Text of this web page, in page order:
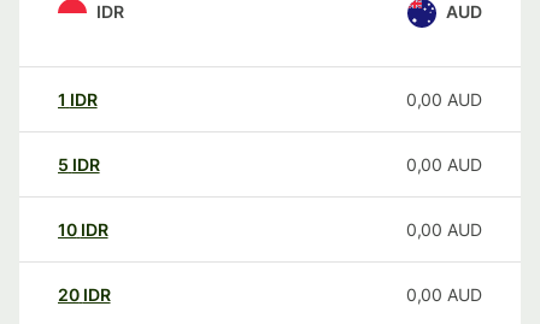
IDR AUD
1 IDR 0,00 AUD
5 IDR 0,00 AUD
10 IDR 0,00 AUD
20 IDR 0,00 AUD